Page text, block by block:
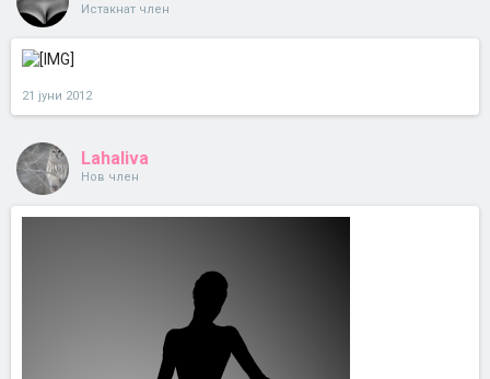
Истакнат член
21 јуни 2012
Lahaliva
Нов член